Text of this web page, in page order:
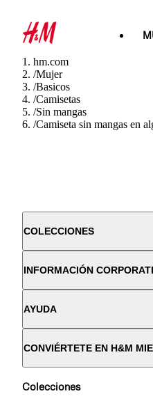
hm.com
/Mujer
/Basicos
/Camisetas
/Sin mangas
/Camiseta sin mangas en
COLECCIONES
INFORMACIÓN
AYUDA
CONVIÉRTETE EN H&M
Colecciones